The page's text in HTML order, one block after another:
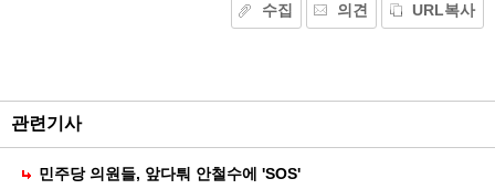
수집 의견 URL복사
공
유
관련기사
민주당 의원들, 앞다퉈 안철수에 'SOS'